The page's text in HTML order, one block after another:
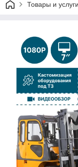
Товары и услуги